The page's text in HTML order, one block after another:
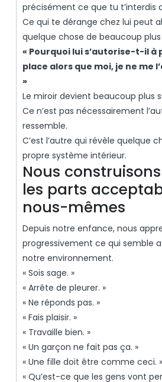
précisément ce que tu t’interdis
Ce qui te dérange chez lui peut
quelque chose de beaucoup
« Pourquoi lui s’autorise-t-il
place alors que moi, je ne me
»
Le miroir devient beaucoup plus
Ce n’est pas nécessairement
ressemble.
C’est l’autre qui révèle quelque
propre système intérieur.
Nous
les parts
nous-mêmes
Depuis notre enfance, nous
progressivement ce qui semble
notre environnement.
« Sois sage. »
« Arrête de pleurer. »
« Ne réponds pas. »
« Fais plaisir. »
« Travaille bien. »
« Un garçon ne fait pas ça. »
« Une fille doit être comme ceci. »
« Qu’est-ce que les gens vont